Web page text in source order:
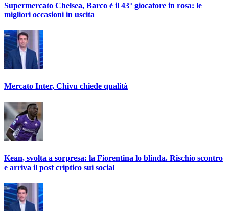
Supermercato Chelsea, Barco è il 43° giocatore in rosa: le
migliori occasioni in uscita
Mercato Inter, Chivu chiede qualità
Kean, svolta a sorpresa: la Fiorentina lo blinda. Rischio scontro
e arriva il post criptico sui social